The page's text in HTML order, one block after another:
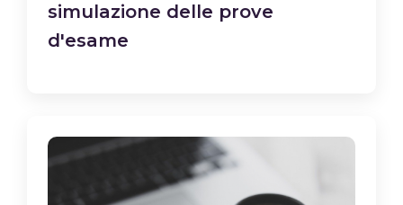
simulazione delle prove
d'esame